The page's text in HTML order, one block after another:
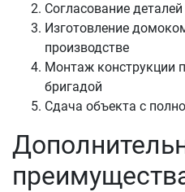
Согласование
Изготовление
производстве
Монтаж конструкции
бригадой
Сдача объекта с